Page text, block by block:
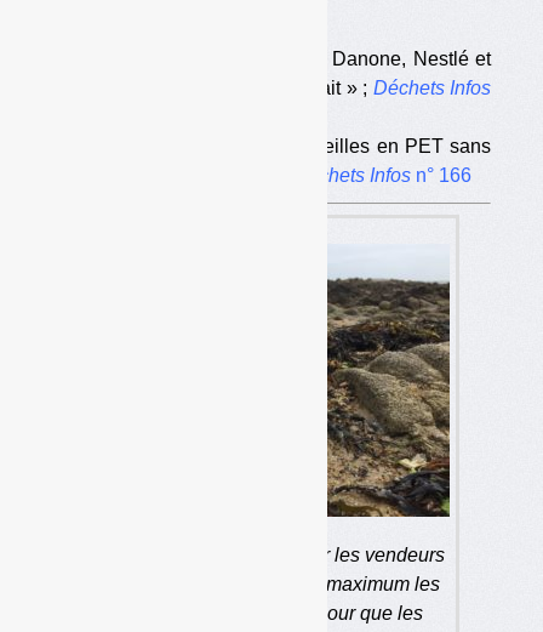
— « Objectif 90 % de collecte : Danone, Nestlé et
Coca en ont rêvé, l’Europe l’a fait » ; Déchets Infos
— « 90 % de collecte des bouteilles en PET sans
Déchets Infosn° 166
Objectif de la consigne pour les vendeurs
de boissons : « verdir » au maximum les
bouteilles en plastique, pour que les